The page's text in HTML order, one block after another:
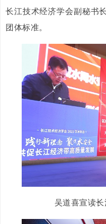
长江技术经济学会副秘书
团体标准。
吴道喜宣读